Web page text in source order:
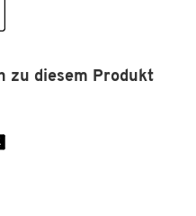
Stück
mit EU‐Ecolabel
zu diesem Produkt